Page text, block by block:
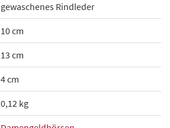
gewaschenes Rindleder
10 cm
13 cm
4 cm
0,12 kg